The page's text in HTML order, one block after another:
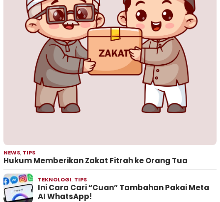
NEWS, TIPS
Hukum Memberikan Zakat Fitrah ke Orang Tua
TEKNOLOGI, TIPS
Ini Cara Cari “Cuan” Tambahan Pakai Meta
AI WhatsApp!